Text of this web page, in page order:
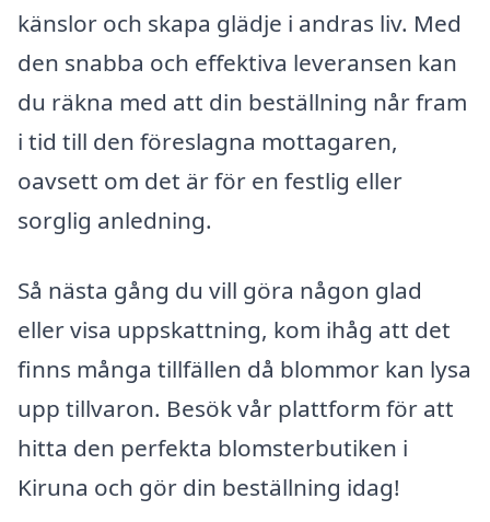
känslor och skapa glädje i andras liv. Med
den snabba och effektiva leveransen kan
du räkna med att din beställning når fram
i tid till den föreslagna mottagaren,
oavsett om det är för en festlig eller
sorglig anledning.
Så nästa gång du vill göra någon glad
eller visa uppskattning, kom ihåg att det
finns många tillfällen då blommor kan lysa
upp tillvaron. Besök vår plattform för att
hitta den perfekta blomsterbutiken i
Kiruna och gör din beställning idag!